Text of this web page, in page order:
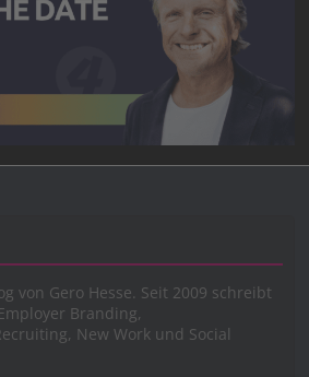
von Gero Hesse. Seit 2009 schreibt
Branding,
New Work und Social